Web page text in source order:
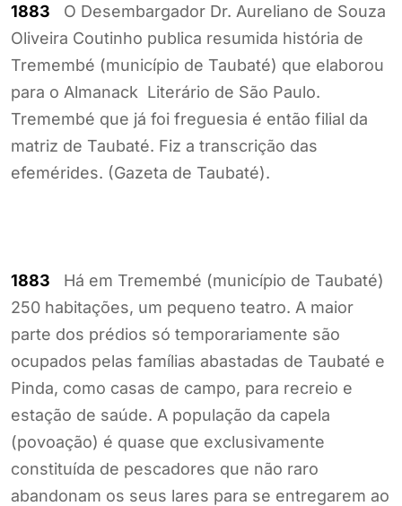
1883 O Desembargador Dr. Aureliano de Souza
Oliveira Coutinho publica resumida história de
Tremembé (município de Taubaté) que elaborou
para o Almanack Literário de São Paulo.
Tremembé que já foi freguesia é então filial da
matriz de Taubaté. Fiz a transcrição das
efemérides. (Gazeta de Taubaté).
1883 Há em Tremembé (município de Taubaté)
250 habitações, um pequeno teatro. A maior
parte dos prédios só temporariamente são
ocupados pelas famílias abastadas de Taubaté e
Pinda, como casas de campo, para recreio e
estação de saúde. A população da capela
(povoação) é quase que exclusivamente
constituída de pescadores que não raro
abandonam os seus lares para se entregarem ao